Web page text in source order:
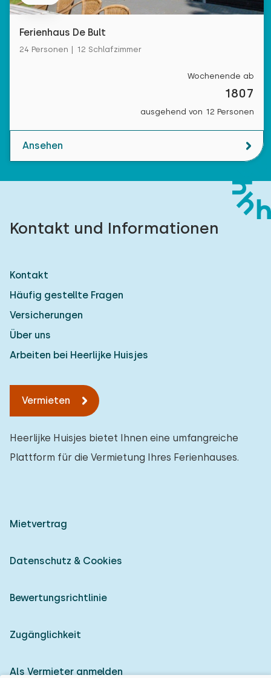
Ferienhaus De Bult
24 Personen | 12 Schlafzimmer
Wochenende ab
1807
ausgehend von 12 Personen
Ansehen
Kontakt und Informationen
Kontakt
Häufig gestellte Fragen
Versicherungen
Über uns
Arbeiten bei Heerlijke Huisjes
Vermieten
Heerlijke Huisjes bietet Ihnen eine umfangreiche
Plattform für die Vermietung Ihres Ferienhauses.
Mietvertrag
Datenschutz & Cookies
Bewertungsrichtlinie
Zugänglichkeit
Als Vermieter anmelden